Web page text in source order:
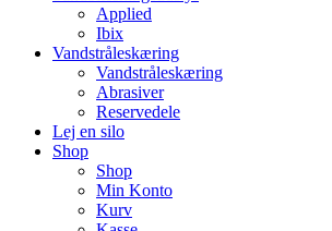
Applied
Ibix
Vandstråleskæring
Vandstråleskæring
Abrasiver
Reservedele
Lej en silo
Shop
Shop
Min Konto
Kurv